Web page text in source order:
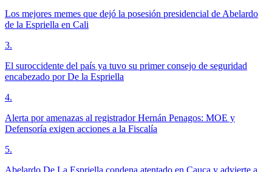
Los mejores memes que dejó la posesión presidencial de Abelardo
de la Espriella en Cali
3.
El suroccidente del país ya tuvo su primer consejo de seguridad
encabezado por De la Espriella
4.
Alerta por amenazas al registrador Hernán Penagos: MOE y
Defensoría exigen acciones a la Fiscalía
5.
Abelardo De La Espriella condena atentado en Cauca y advierte a